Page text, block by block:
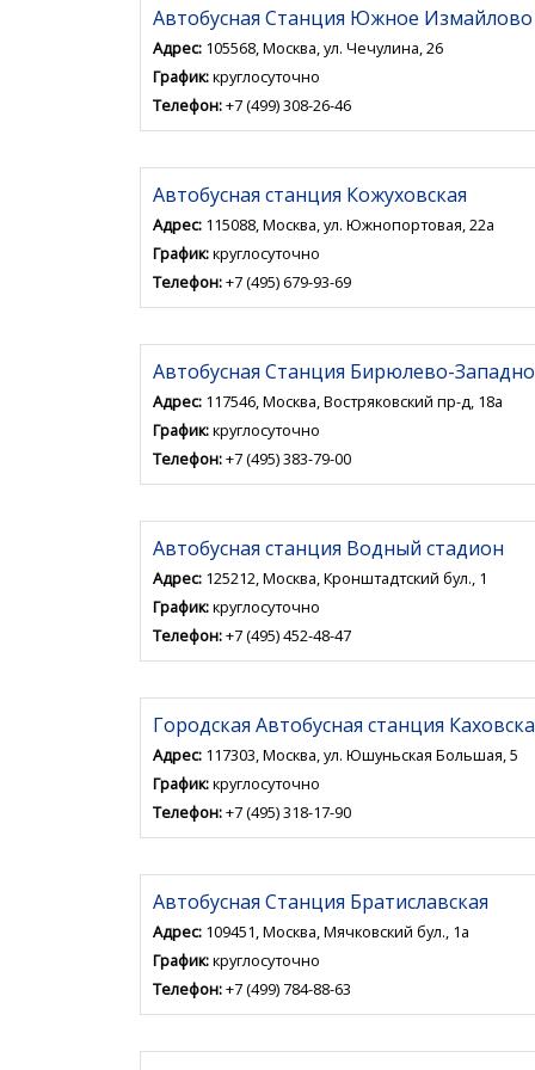
Автобусная Станция Южное Измайлово
Адрес: 105568, Москва, ул. Чечулина, 26
График:круглосуточно
Телефон:+7 (499) 308-26-46
Автобусная станция Кожуховская
Адрес: 115088, Москва, ул. Южнопортовая, 22а
График:круглосуточно
Телефон:+7 (495) 679-93-69
Автобусная Станция Бирюлево-
Адрес: 117546, Москва, Востряковский пр-д, 18а
График:круглосуточно
Телефон:+7 (495) 383-79-00
Автобусная станция Водный стадион
Адрес: 125212, Москва, Кронштадтский бул., 1
График:круглосуточно
Телефон:+7 (495) 452-48-47
Городская Автобусная станция
Адрес: 117303, Москва, ул. Юшуньская Большая, 5
График:круглосуточно
Телефон:+7 (495) 318-17-90
Автобусная Станция Братиславская
Адрес: 109451, Москва, Мячковский бул., 1а
График:круглосуточно
Телефон:+7 (499) 784-88-63